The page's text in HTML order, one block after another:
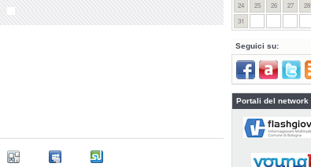
24
25 26 27 28
31
Seguici su:
Portali del network